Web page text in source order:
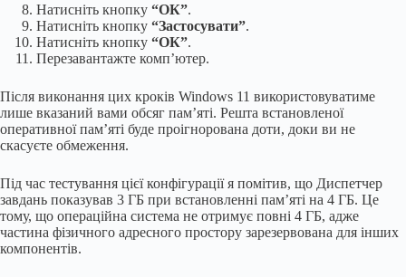
Натисніть кнопку “ОК”.
Натисніть кнопку “Застосувати”.
Натисніть кнопку “ОК”.
Перезавантажте комп’ютер.
Після виконання цих кроків Windows 11 використовуватиме
лише вказаний вами обсяг пам’яті. Решта встановленої
оперативної пам’яті буде проігнорована доти, доки ви не
скасуєте обмеження.
Під час тестування цієї конфігурації я помітив, що Диспетчер
завдань показував 3 ГБ при встановленні пам’яті на 4 ГБ. Це
тому, що операційна система не отримує повні 4 ГБ, адже
частина фізичного адресного простору зарезервована для інших
компонентів.